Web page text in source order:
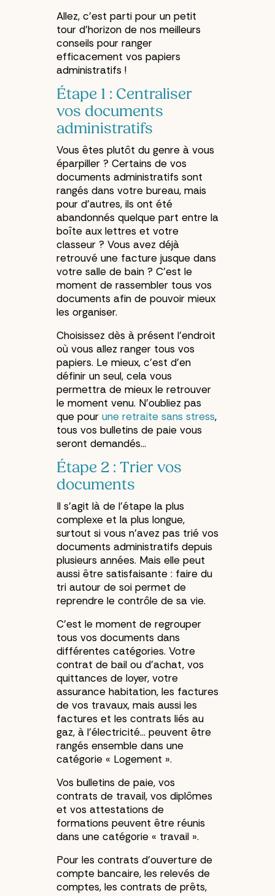
Allez, c’est parti pour un petit
tour d’horizon de nos meilleurs
conseils pour ranger
efficacement vos papiers
administratifs !
Étape 1 : Centraliser
vos documents
administratifs
Vous êtes plutôt du genre à vous
éparpiller ? Certains de vos
documents administratifs sont
rangés dans votre bureau, mais
pour d’autres, ils ont été
abandonnés quelque part entre la
boîte aux lettres et votre
classeur ? Vous avez déjà
retrouvé une facture jusque dans
votre salle de bain ? C’est le
moment de rassembler tous vos
documents afin de pouvoir mieux
les organiser.
Choisissez dès à présent l’endroit
où vous allez ranger tous vos
papiers. Le mieux, c’est d’en
définir un seul, cela vous
permettra de mieux le retrouver
le moment venu. N’oubliez pas
que pour une retraite sans stress,
tous vos bulletins de paie vous
seront demandés…
Étape 2 : Trier vos
documents
Il s’agit là de l’étape la plus
complexe et la plus longue,
surtout si vous n’avez pas trié vos
documents administratifs depuis
plusieurs années. Mais elle peut
aussi être satisfaisante : faire du
tri autour de soi permet de
reprendre le contrôle de sa vie.
C’est le moment de regrouper
tous vos documents dans
différentes catégories. Votre
contrat de bail ou d’achat, vos
quittances de loyer, votre
assurance habitation, les factures
de vos travaux, mais aussi les
factures et les contrats liés au
gaz, à l’électricité… peuvent être
rangés ensemble dans une
catégorie « Logement ».
Vos bulletins de paie, vos
contrats de travail, vos diplômes
et vos attestations de
formations peuvent être réunis
dans une catégorie « travail ».
Pour les contrats d’ouverture de
compte bancaire, les relevés de
comptes, les contrats de prêts,